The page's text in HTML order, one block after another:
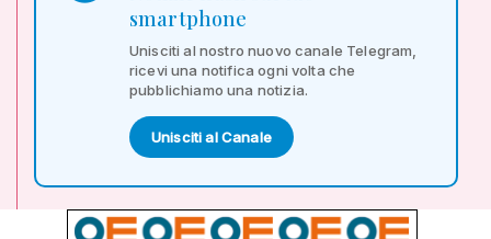
smartphone
Unisciti al nostro nuovo canale Telegram,
ricevi una notifica ogni volta che
pubblichiamo una notizia.
Unisciti al Canale